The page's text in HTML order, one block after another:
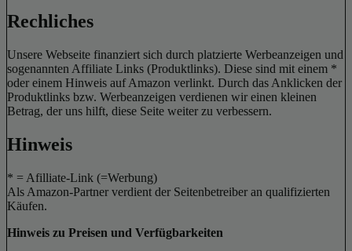
Rechliches
Unsere Webseite finanziert sich durch platzierte Werbeanzeigen und
sogenannten Affiliate Links (Produktlinks). Diese sind mit einem *
oder einem Hinweis auf Amazon verlinkt. Durch das Anklicken der
Produktlinks bzw. Werbeanzeigen verdienen wir einen kleinen
Betrag, der uns hilft, diese Seite weiter zu verbessern.
Hinweis
* = Afilliate-Link (=Werbung)
Als Amazon-Partner verdient der Seitenbetreiber an qualifizierten
Käufen.
Hinweis zu Preisen und Verfügbarkeiten